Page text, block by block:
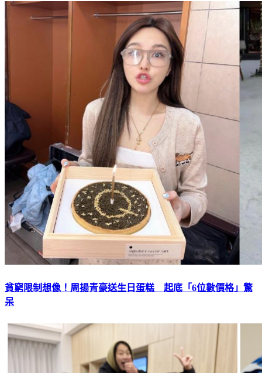
萬元住宿券下載食尚玩家APP！免費領取優惠券
貧窮限制想像！周揚青豪送生日蛋糕 起底「6位數價格」驚